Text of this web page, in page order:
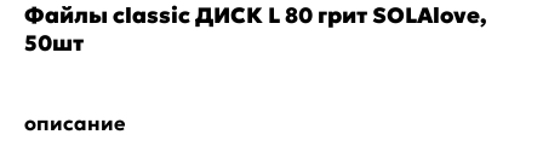
Файлы classic ДИСК L 80 грит SOLAlove,
50шт
описание